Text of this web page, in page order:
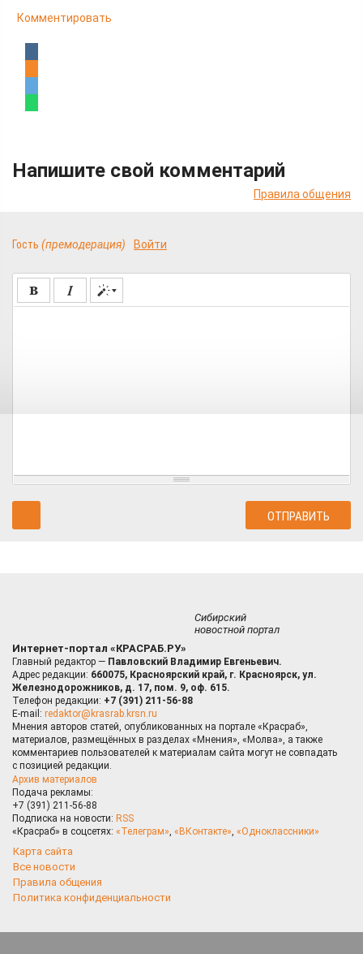
Комментировать
Напишите свой комментарий
Правила общения
Гость (премодерация) Войти
Сибирский
новостной портал
Интернет-портал «КРАСРАБ.РУ»
Главный редактор — Павловский Владимир Евгеньевич.
Адрес редакции: 660075, Красноярский край, г. Красноярск, ул.
Железнодорожников, д. 17, пом. 9, оф. 615.
Телефон редакции: +7 (391) 211-56-88
E-mail: redaktor@krasrab.krsn.ru
Мнения авторов статей, опубликованных на портале «Красраб»,
материалов, размещённых в разделах «Мнения», «Молва», а также
комментариев пользователей к материалам сайта могут не совпадать
с позицией редакции.
Архив материалов
Подача рекламы:
+7 (391) 211-56-88
Подписка на новости: RSS
«Красраб» в соцсетях: «Телеграм», «ВКонтакте», «Одноклассники»
Карта сайта
Все новости
Правила общения
Политика конфиденциальности